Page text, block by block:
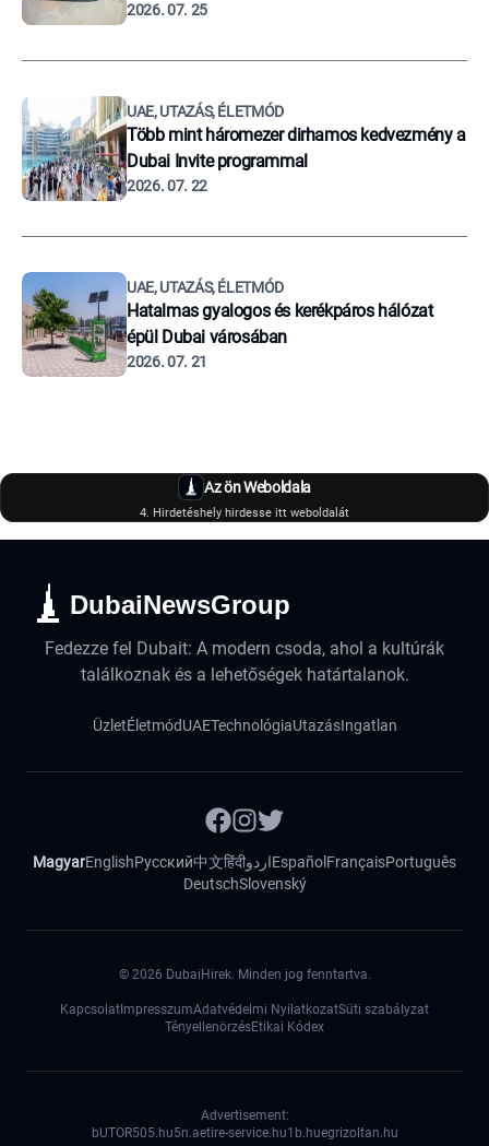
2026. 07. 25
UAE, UTAZÁS, ÉLETMÓD
Több mint háromezer dirhamos kedvezmény a
Dubai Invite programmal
2026. 07. 22
UAE, UTAZÁS, ÉLETMÓD
Hatalmas gyalogos és kerékpáros hálózat
épül Dubai városában
2026. 07. 21
Az ön Weboldala
4. Hirdetéshely hirdesse itt weboldalát
DubaiNewsGroup
Fedezze fel Dubait: A modern csoda, ahol a kultúrák
találkoznak és a lehetőségek határtalanok.
ÜzletÉletmódUAETechnológiaUtazásIngatlan
MagyarEnglishРусский中文हिंदीاردوEspañol FrançaisPortuguês
DeutschSlovenský
© 2026 DubaiHirek. Minden jog fenntartva.
Kapcsolat ImpresszumAdatvédelmi NyilatkozatSüti szabályzat
TényellenörzésEtikai Kódex
Advertisement:
bUTOR505.hu5n.aetire-service.hu1b.huegrizoltan.hu